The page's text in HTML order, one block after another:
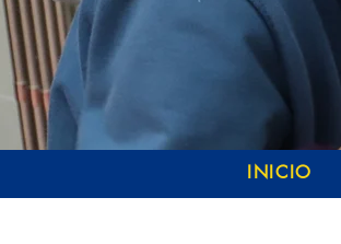
INICIO